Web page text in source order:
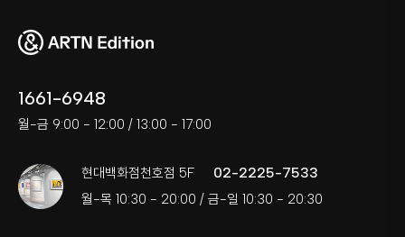
1661-6948
월-금 9:00 - 12:00 / 13:00 - 17:00
현대백화점천호점 5F 02-2225-7533
월-목 10:30 - 20:00 / 금-일 10:30 - 20:30